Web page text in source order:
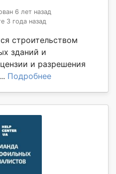
6 лет назад
3 года назад
строительством
зданий и
и разрешения
Подробнее